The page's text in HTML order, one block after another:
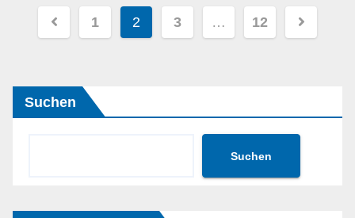
Seitennummerierung
der
1 2 3 … 12
Suchen
Suchen